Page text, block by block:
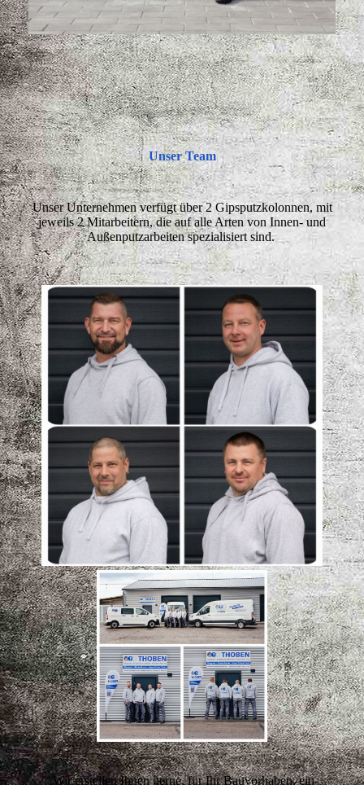
Unser Team
Unser Unternehmen verfügt über 2 Gipsputzkolonnen, mit
jeweils 2 Mitarbeitern, die auf alle Arten von Innen- und
Außenputzarbeiten spezialisiert sind.
Wir erstellen Ihnen gerne, für Ihr Bauvorhaben, ein